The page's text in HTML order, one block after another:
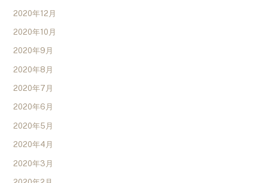
2020年12月
2020年10月
2020年9月
2020年8月
2020年7月
2020年6月
2020年5月
2020年4月
2020年3月